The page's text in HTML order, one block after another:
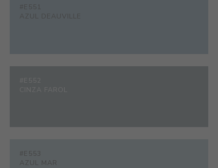
#E551
AZUL DEAUVILLE
#E552
CINZA FAROL
#E553
AZUL MAR